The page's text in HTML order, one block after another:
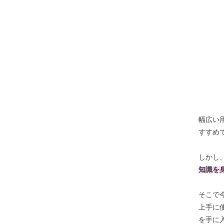
幅広い
すすめ
しかし
知識を
そこで
上手に
を手に